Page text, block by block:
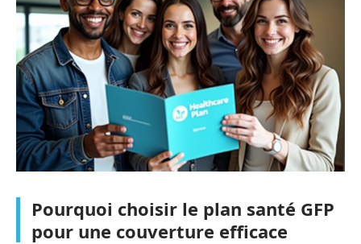
Pourquoi choisir le plan santé GFP
pour une couverture efficace